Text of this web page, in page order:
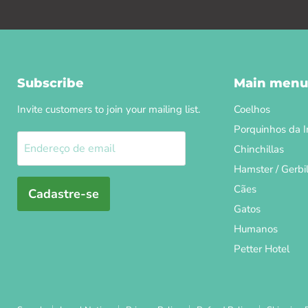
Subscribe
Invite customers to join your mailing list.
Endereço de email
Cadastre-se
Main menu
Coelhos
Porquinhos da
Chinchillas
Hamster / Gerbil
Cães
Gatos
Humanos
Petter Hotel